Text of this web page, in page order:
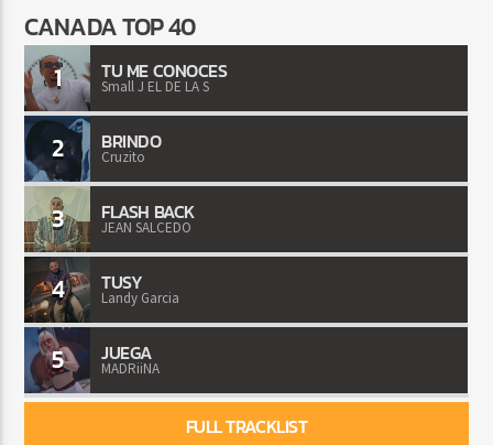
CANADA TOP 40
1 TU ME CONOCES
Small J EL DE LA S
2 BRINDO
Cruzito
3 FLASH BACK
JEAN SALCEDO
4 TUSY
Landy Garcia
5 JUEGA
MADRiiNA
FULL TRACKLIST